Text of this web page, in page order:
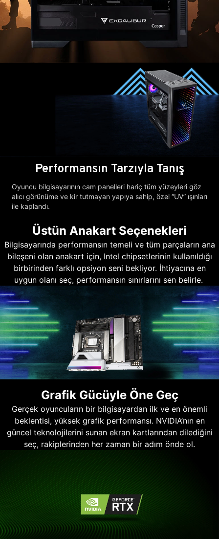
Performansın Tarzıyla Tanış
Oyuncu bilgisayarının cam panelleri hariç tüm yüzeyleri göz
alıcı görünüme ve kir tutmayan yapıya sahip, özel “UV” ışınları
ile kaplandı.
Üstün Anakart Seçenekleri
Bilgisayarında performansın temeli ve tüm parçaların ana
bileşeni olan anakart için, Intel chipsetlerinin kullanıldığı
birbirinden farklı opsiyon seni bekliyor. İhtiyacına en
uygun olanı seç, performansın sınırlarını sen belirle.
Grafik Gücüyle Öne Geç
Gerçek oyuncuların bir bilgisayardan ilk ve en önemli
beklentisi, yüksek grafik performansı. NVIDIA’nın en
güncel teknolojilerini sunan ekran kartlarından dilediğini
seç, rakiplerinden her zaman bir adım önde ol.